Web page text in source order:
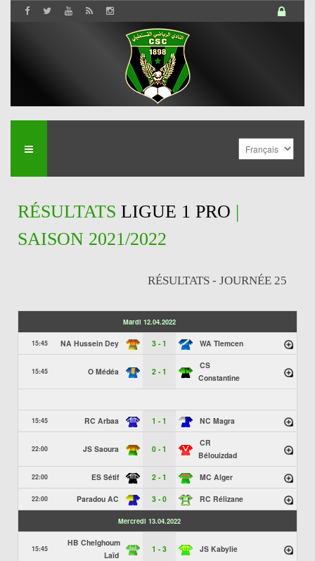
RÉSULTATS LIGUE 1 PRO |
SAISON 2021/2022
RÉSULTATS - JOURNÉE 25
Mardi 12.04.2022
15:45 NA Hussein Dey 3 - 1 WA Tlemcen
15:45 O Médéa 2 - 1
CS
Constantine
15:45 RC Arbaa 1 - 1 NC Magra
22:00 JS Saoura 0 - 1
CR
Bélouizdad
22:00 ES Sétif 2 - 1 MC Alger
22:00 Paradou AC 3 - 0 RC Rélizane
Mercredi 13.04.2022
15:45
HB Chelghoum
Laïd
1 - 3 JS Kabylie